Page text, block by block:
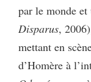
par le monde
Disparus,
mettant en
d’Homère à